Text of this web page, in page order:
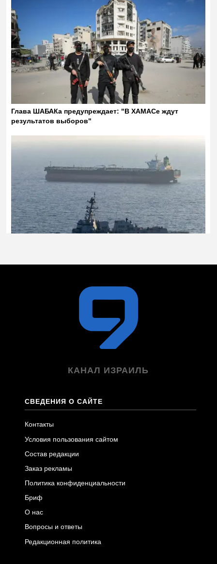
КАНАЛ ИЗРАИЛЬ
СВЕДЕНИЯ О САЙТЕ
Контакты
Условия пользования сайтом
Состав редакции
Заказ рекламы
Политика конфиденциальности
Бриф
О нас
Вопросы и ответы
Редакционная политика